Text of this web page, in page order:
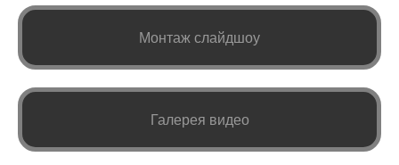
Монтаж слайдшоу
Галерея видео